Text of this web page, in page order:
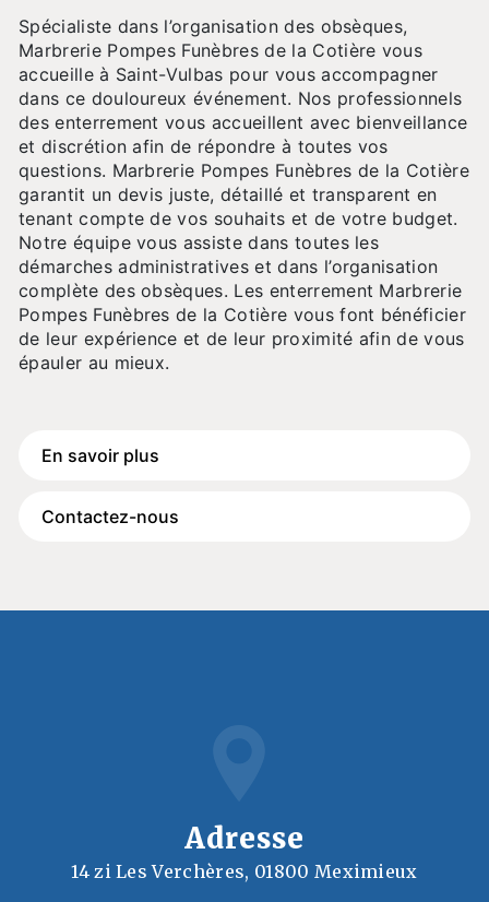
Spécialiste dans l’organisation des obsèques,
Marbrerie Pompes Funèbres de la Cotière vous
accueille à Saint-Vulbas pour vous accompagner
dans ce douloureux événement. Nos professionnels
des enterrement vous accueillent avec bienveillance
et discrétion afin de répondre à toutes vos
questions. Marbrerie Pompes Funèbres de la Cotière
garantit un devis juste, détaillé et transparent en
tenant compte de vos souhaits et de votre budget.
Notre équipe vous assiste dans toutes les
démarches administratives et dans l’organisation
complète des obsèques. Les enterrement Marbrerie
Pompes Funèbres de la Cotière vous font bénéficier
de leur expérience et de leur proximité afin de vous
épauler au mieux.
En savoir plus
Contactez-nous
Adresse
14 zi Les Verchères, 01800 Meximieux